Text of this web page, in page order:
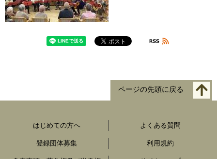
ページの先頭に戻る
はじめての方へ よくある質問
登録団体募集 利用規約